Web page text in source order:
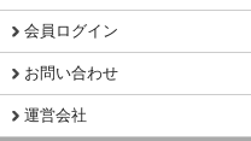
会員ログイン
お問い合わせ
運営会社